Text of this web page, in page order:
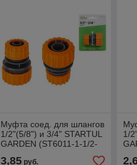
Муфта соед. для шлангов
1/2"(5/8") и 3/4" STARTUL
GARDEN (ST6011-1-1/2-
3,85руб.
1/